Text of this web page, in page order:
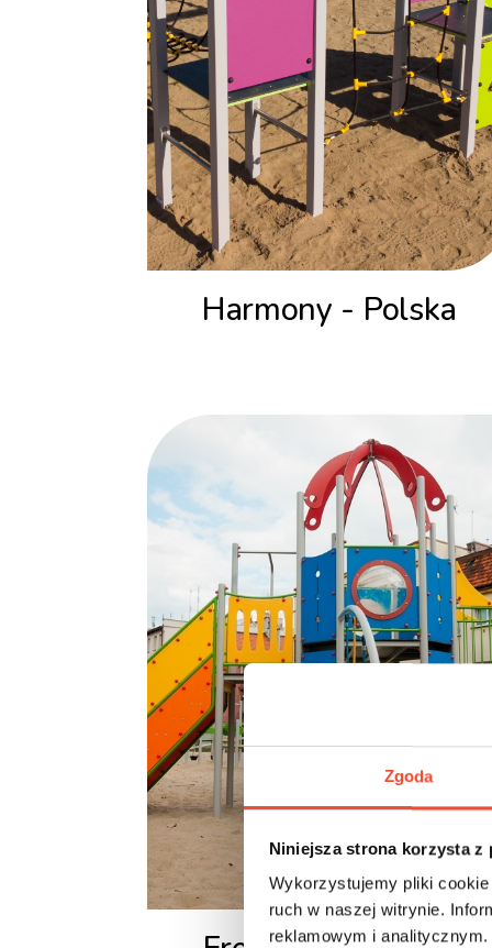
Zgoda
Niniejsza strona korzysta z
Wykorzystujemy pliki
ruch w naszej witrynie.
reklamowym i
Harmony - Polska